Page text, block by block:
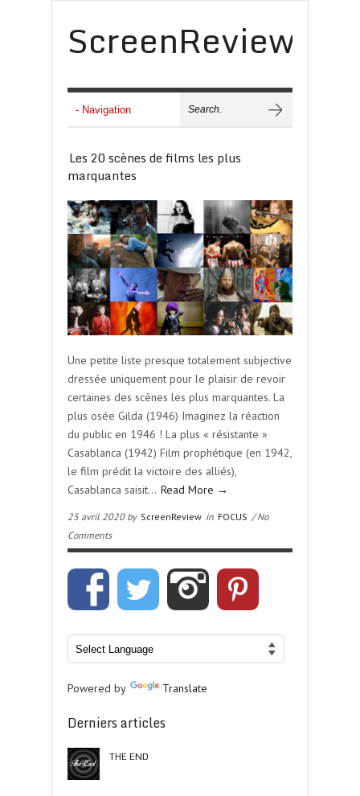
ScreenReview
Les 20 scènes de films les plus
marquantes
Une petite liste presque totalement subjective
dressée uniquement pour le plaisir de revoir
certaines des scènes les plus marquantes. La
plus osée Gilda (1946) Imaginez la réaction
du public en 1946 ! La plus « résistante »
Casablanca (1942) Film prophétique (en 1942,
le film prédit la victoire des alliés),
Casablanca saisit… Read More →
25 avril 2020 by ScreenReview in FOCUS / No
Comments
Powered by Translate
Derniers articles
THE END